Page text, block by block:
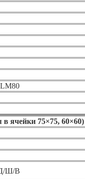
LM80
ячейки 75×75, 60×60)
Д/Ш/В